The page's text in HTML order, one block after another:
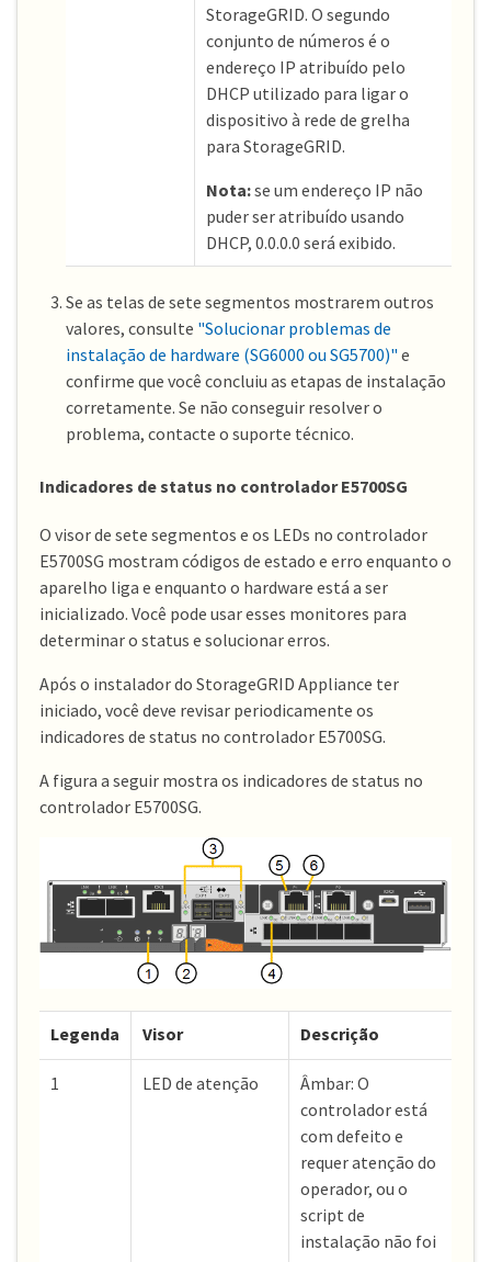
StorageGRID. O segundo
conjunto de números é o
endereço IP atribuído pelo
DHCP utilizado para ligar o
dispositivo à rede de grelha
para StorageGRID.
Nota:se um endereço IP não
puder ser atribuído usando
DHCP, 0.0.0.0 será exibido.
Se as telas de sete segmentos mostrarem outros
valores, consulte "Solucionar problemas de
instalação de hardware (SG6000 ou SG5700)" e
confirme que você concluiu as etapas de instalação
corretamente. Se não conseguir resolver o
problema, contacte o suporte técnico.
Indicadores de status no controlador E5700SG
O visor de sete segmentos e os LEDs no controlador
E5700SG mostram códigos de estado e erro enquanto o
aparelho liga e enquanto o hardware está a ser
inicializado. Você pode usar esses monitores para
determinar o status e solucionar erros.
Após o instalador do StorageGRID Appliance ter
iniciado, você deve revisar periodicamente os
indicadores de status no controlador E5700SG.
A figura a seguir mostra os indicadores de status no
controlador E5700SG.
Legenda Visor Descrição
1 LED de atenção
Âmbar: O
controlador está
com defeito e
requer atenção do
operador, ou o
script de
instalação não foi